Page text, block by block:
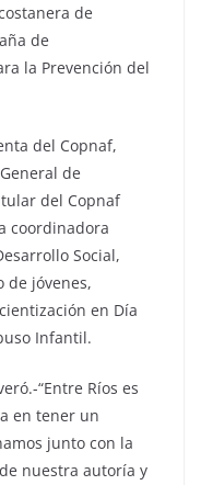
de
de
la Prevención del
del Copnaf,
de
del Copnaf
coordinadora
Social,
de jóvenes,
en Día
Infantil.
“Entre Ríos es
en tener un
junto con la
nuestra autoría y